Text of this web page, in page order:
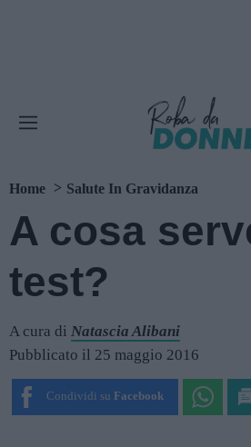
Home Salute In Gravidanza
A cosa
test?
A cura di Natascia Alibani
Pubblicato il 25 maggio 2016
Condividi su Facebook